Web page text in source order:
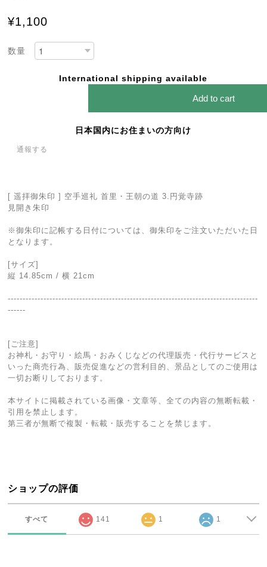
¥1,100
数量
International shipping available
Add to cart
日本国内にお住まいの方向け
通報する
[ 遥拝御朱印 ] 空手巡礼 首里・王朝の道 3.円覚寺跡
見開き朱印
※御朱印に記帳する日付については、御朱印をご注文いただいた日
となります。
[サイズ]
縦 14.85cm / 横 21cm
------------------------------------------------------------------------------------
------
[ご注意]
お神札・お守り・絵馬・おみくじなどの代理販売・代行サービスと
いった商売行為、販売促進などの営利目的、景品としてのご使用は
一切お断りしております。
本サイトに掲載されている画像・文章等、全ての内容の無断転載・
引用を禁止します。
第三者が無断で複製・転載・販売することを禁じます。
ショップの評価
すべて 141 1 1